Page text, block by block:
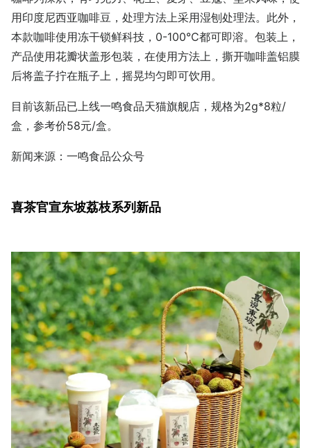
用印度尼西亚咖啡豆，处理方法上采用湿刨处理法。此外，
本款咖啡使用冻干锁鲜科技，0-100℃都可即溶。包装上，
产品使用花瓣状盖形包装，在使用方法上，撕开咖啡盖铝膜
后将盖子拧在瓶子上，摇晃均匀即可饮用。
目前该新品已上线一鸣食品天猫旗舰店，规格为2g*8粒/
盒，参考价58元/盒。
新闻来源：一鸣食品公众号
喜茶官宣东坡荔枝系列新品